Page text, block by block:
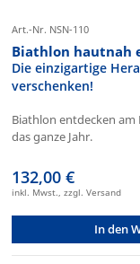
Art.-Nr. NSN-110
Biathlon hautnah
Die einzigartige
verschenken!
Biathlon entdecken am
das ganze Jahr.
132,00 €
inkl. Mwst., zzgl. Versand
In den